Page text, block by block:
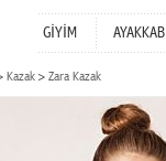
GİYİM AYAKKABI
Kazak Zara Kazak